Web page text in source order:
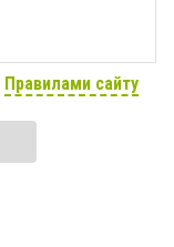
Правилами сайту